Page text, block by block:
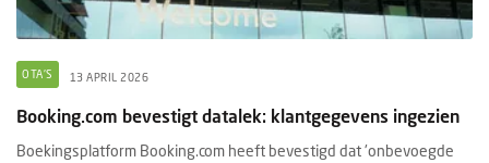
OTA'S 13 APRIL 2026
Booking.com bevestigt datalek: klantgegevens ingezien
Boekingsplatform Booking.com heeft bevestigd dat 'onbevoegde